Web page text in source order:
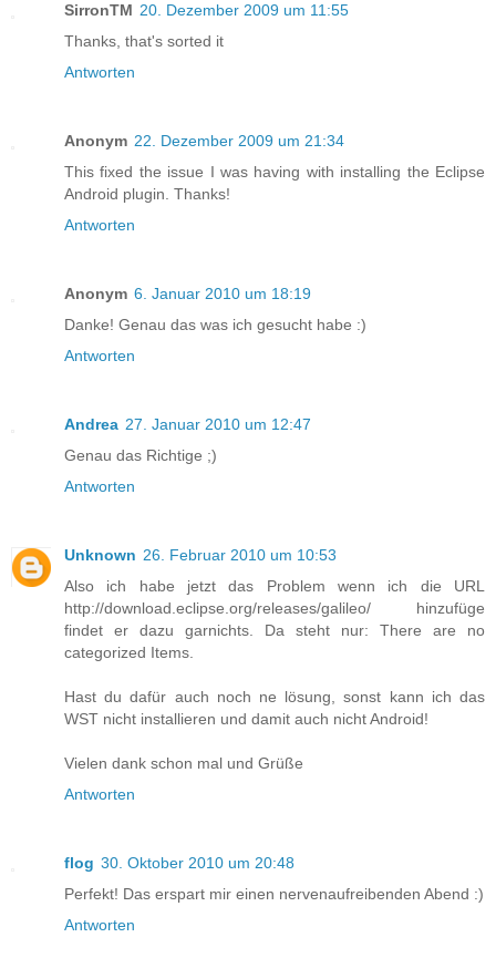
SirronTM 20. Dezember 2009 um 11:55
Thanks, that's sorted it
Antworten
Anonym 22. Dezember 2009 um 21:34
This fixed the issue I was having with installing the Eclipse
Android plugin. Thanks!
Antworten
Anonym 6. Januar 2010 um 18:19
Danke! Genau das was ich gesucht habe :)
Antworten
Andrea 27. Januar 2010 um 12:47
Genau das Richtige ;)
Antworten
Unknown 26. Februar 2010 um 10:53
Also ich habe jetzt das Problem wenn ich die URL
http://download.eclipse.org/releases/galileo/ hinzufüge
findet er dazu garnichts. Da steht nur: There are no
categorized Items.
Hast du dafür auch noch ne lösung, sonst kann ich das
WST nicht installieren und damit auch nicht Android!
Vielen dank schon mal und Grüße
Antworten
flog 30. Oktober 2010 um 20:48
Perfekt! Das erspart mir einen nervenaufreibenden Abend :)
Antworten